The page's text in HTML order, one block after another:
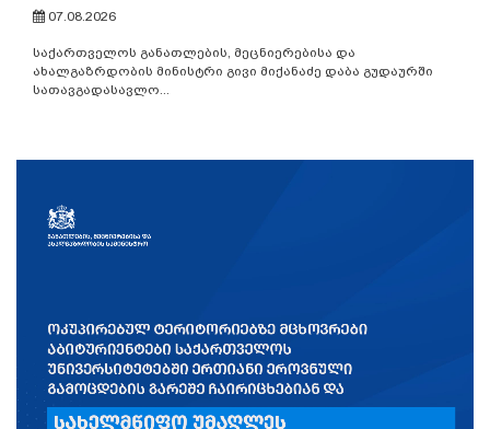
07.08.2026
საქართველოს განათლების, მეცნიერებისა და
ახალგაზრდობის მინისტრი გივი მიქანაძე დაბა გუდაურში
სათავგადასავლო...